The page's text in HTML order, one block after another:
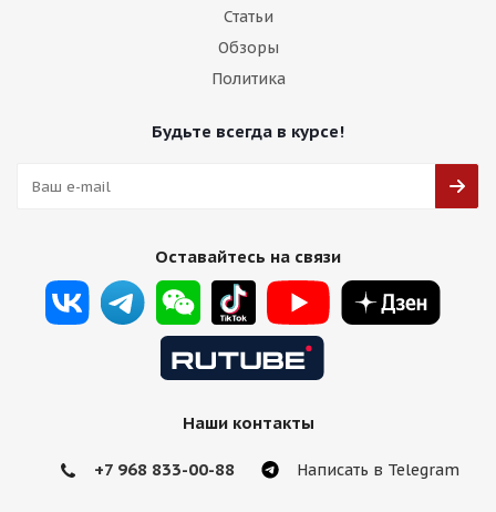
Статьи
Обзоры
Политика
Будьте всегда в курсе!
Оставайтесь на связи
Наши контакты
+7 968 833-00-88 Написать в Telegram